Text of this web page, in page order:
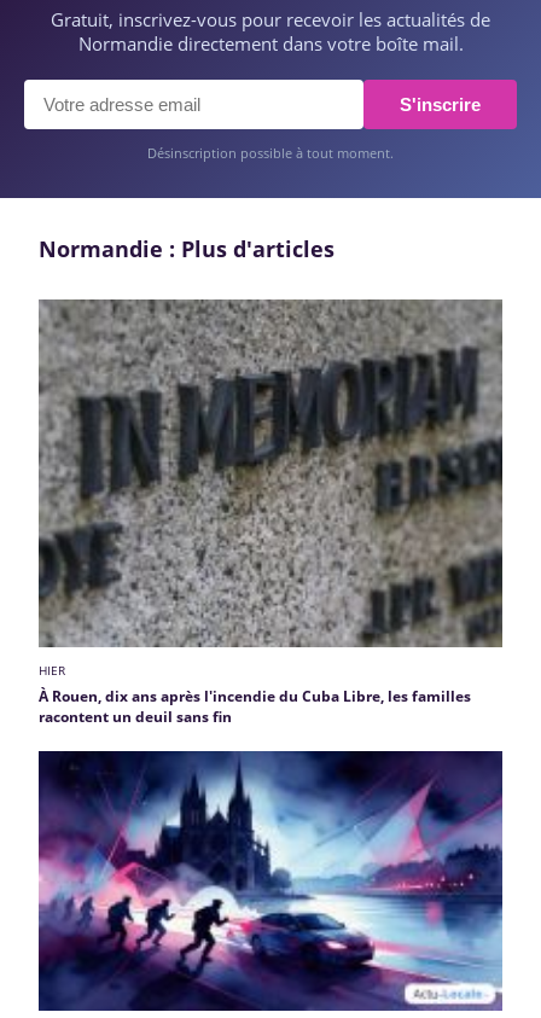
Gratuit, inscrivez-vous pour recevoir les actualités de
Normandie directement dans votre boîte mail.
S'inscrire
Désinscription possible à tout moment.
Normandie : Plus d'articles
HIER
À Rouen, dix ans après l'incendie du Cuba Libre, les familles
racontent un deuil sans fin